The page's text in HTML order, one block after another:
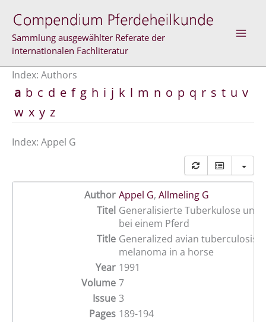
content
Sammlung ausgewählter Referate der
internationalen Fachliteratur
Index: Authors
a b c d e f g h i j k l m n o p q r s t u v
w x y z
Index: Appel G
Author Appel G, Allmeling G
Titel Generalisierte Tuberkulose und
bei einem Pferd
Title Generalized avian tuberculosis
melanoma in a horse
Year 1991
Volume 7
Issue 3
Pages 189-194